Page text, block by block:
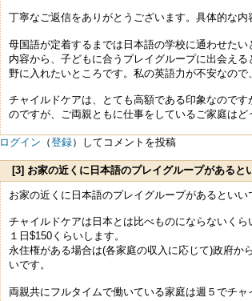
丁寧なご返信をありがとうございます。具体的な内
母国語が定着するまでは日本語の学校に通わせたい
内容から、子どもに合うプレイグループに出会え
野に入れたいところです。私の英語力が不安なので
チャイルドケアは、とても高額である印象なので
のですが、ご両親ともに仕事をしているご家庭はど
ログイン （登録）してコメントを投稿
[3] お家の近くに日本語のプレイグループがあると
ね。 チ
お家の近くに日本語のプレイグループがあるといい
チャイルドケアは日本とは比べものにならないくら
１日$150くらいします。
永住権がある場合は(各家庭の収入に応じて)政府か
いです。
両親共にフルタイムで働いている家庭は週５でチャ